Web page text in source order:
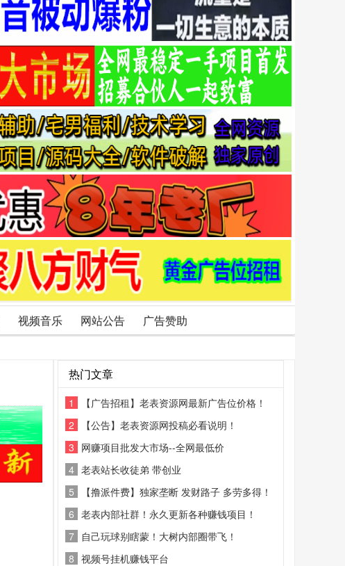
视频音乐 网站公告 广告赞助
热门文章
1
【广告招租】老表资源网最新广告位价格！
2
【公告】老表资源网投稿必看说明！
3 网赚项目批发大市场--全网最低价
4 老表站长收徒弟 带创业
5
【撸派件费】独家垄断 发财路子 多劳多得！
6 老表内部社群！永久更新各种赚钱项目！
7 自己玩球别瞎蒙！大树内部圈带飞！
8 视频号挂机赚钱平台